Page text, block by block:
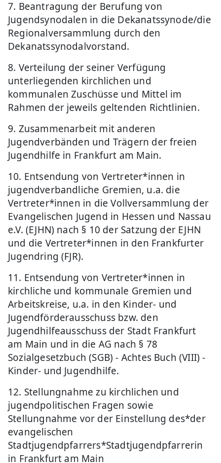
7. Beantragung der Berufung von
Jugendsynodalen in die Dekanatssynode/die
Regionalversammlung durch den
Dekanatssynodalvorstand.
8. Verteilung der seiner Verfügung
unterliegenden kirchlichen und
kommunalen Zuschüsse und Mittel im
Rahmen der jeweils geltenden Richtlinien.
9. Zusammenarbeit mit anderen
Jugendverbänden und Trägern der freien
Jugendhilfe in Frankfurt am Main.
10. Entsendung von Vertreter*innen in
jugendverbandliche Gremien, u.a. die
Vertreter*innen in die Vollversammlung der
Evangelischen Jugend in Hessen und Nassau
e.V. (EJHN) nach § 10 der Satzung der EJHN
und die Vertreter*innen in den Frankfurter
Jugendring (FJR).
11. Entsendung von Vertreter*innen in
kirchliche und kommunale Gremien und
Arbeitskreise, u.a. in den Kinder- und
Jugendförderausschuss bzw. den
Jugendhilfeausschuss der Stadt Frankfurt
am Main und in die AG nach § 78
Sozialgesetzbuch (SGB) - Achtes Buch (VIII) -
Kinder- und Jugendhilfe.
12. Stellungnahme zu kirchlichen und
jugendpolitischen Fragen sowie
Stellungnahme vor der Einstellung des*der
evangelischen
Stadtjugendpfarrers*Stadtjugendpfarrerin
in Frankfurt am Main